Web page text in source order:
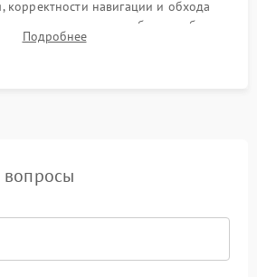
корректности навигации и обхода
силы всасывания и работы турбины.
возврата на док-станцию и
Подробнее
вопросы